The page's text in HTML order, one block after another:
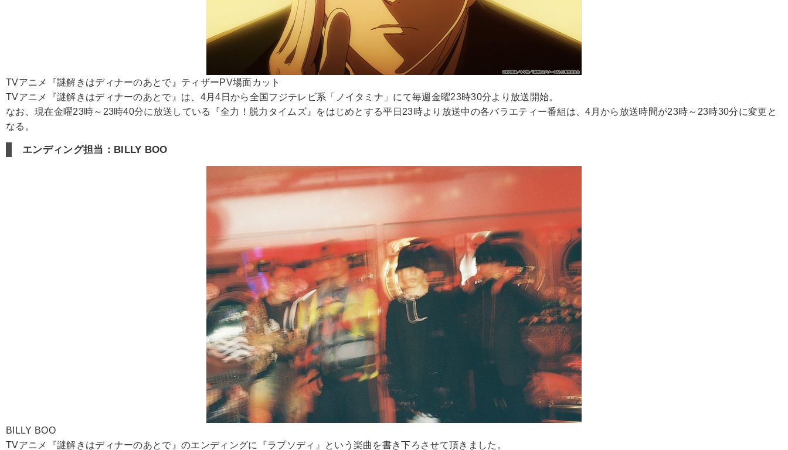
TVアニメ『謎解きはディナーのあとで』ティザーPV場面カット
TVアニメ『謎解きはディナーのあとで』は、4月4日から全国フジテレビ系「ノイタミナ」にて毎週金曜23時30分より放送開始。
なお、現在金曜23時～23時40分に放送している『全力！脱力タイムズ』をはじめとする平日23時より放送中の各バラエティー番組は、4月から放送時間が23時～23時30分に変更と
なる。
エンディング担当：BILLY BOO
BILLY BOO
TVアニメ『謎解きはディナーのあとで』のエンディングに『ラプソディ』という楽曲を書き下ろさせて頂きました。